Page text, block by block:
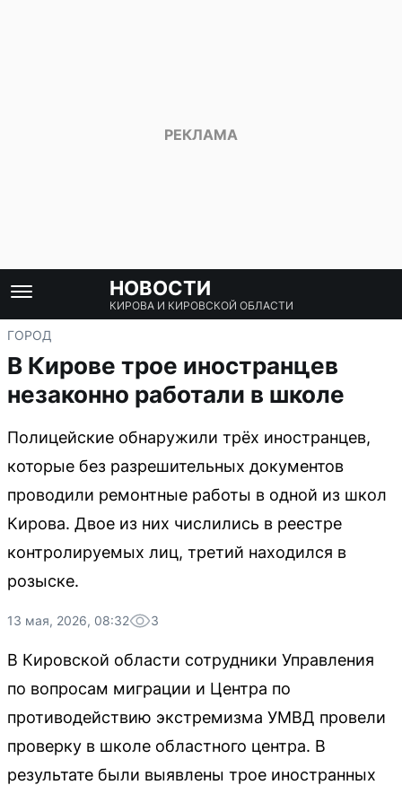
НОВОСТИ
КИРОВА И КИРОВСКОЙ ОБЛАСТИ
ГОРОД
В Кирове трое иностранцев
незаконно работали в школе
Полицейские обнаружили трёх иностранцев,
которые без разрешительных документов
проводили ремонтные работы в одной из школ
Кирова. Двое из них числились в реестре
контролируемых лиц, третий находился в
розыске.
13 мая, 2026, 08:32 3
В Кировской области сотрудники Управления
по вопросам миграции и Центра по
противодействию экстремизма УМВД провели
проверку в школе областного центра. В
результате были выявлены трое иностранных